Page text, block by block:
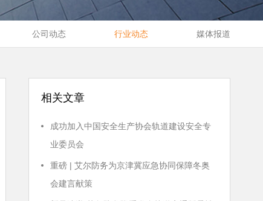
公司动态 行业动态 媒体报道
相关文章
成功加入中国安全生产协会轨道建设安全专
业委员会
重磅 | 艾尔防务为京津冀应急协同保障冬奥
会建言献策